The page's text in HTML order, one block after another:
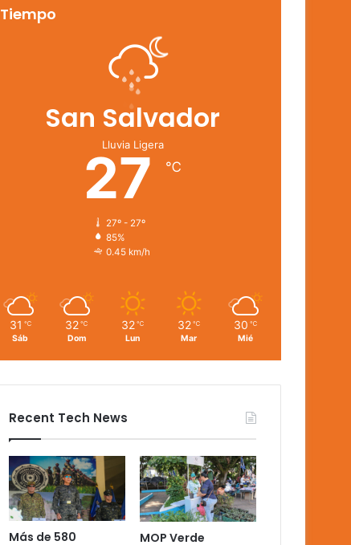
Tiempo
San Salvador
Lluvia Ligera
27 ℃
27º - 27º
85%
0.45 km/h
31 ℃
Sáb
32 ℃
Dom
32 ℃
Lun
32 ℃
Mar
30 ℃
Mié
Recent Tech News
Más de 580
MOP Verde